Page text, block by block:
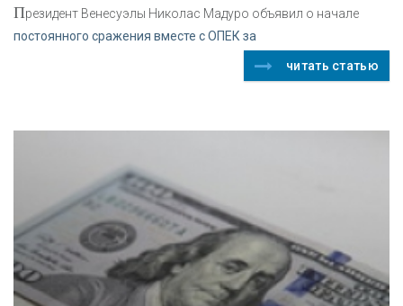
Президент Венесуэлы Николас Мадуро объявил о начале
постоянного сражения вместе с ОПЕК за
читать статью